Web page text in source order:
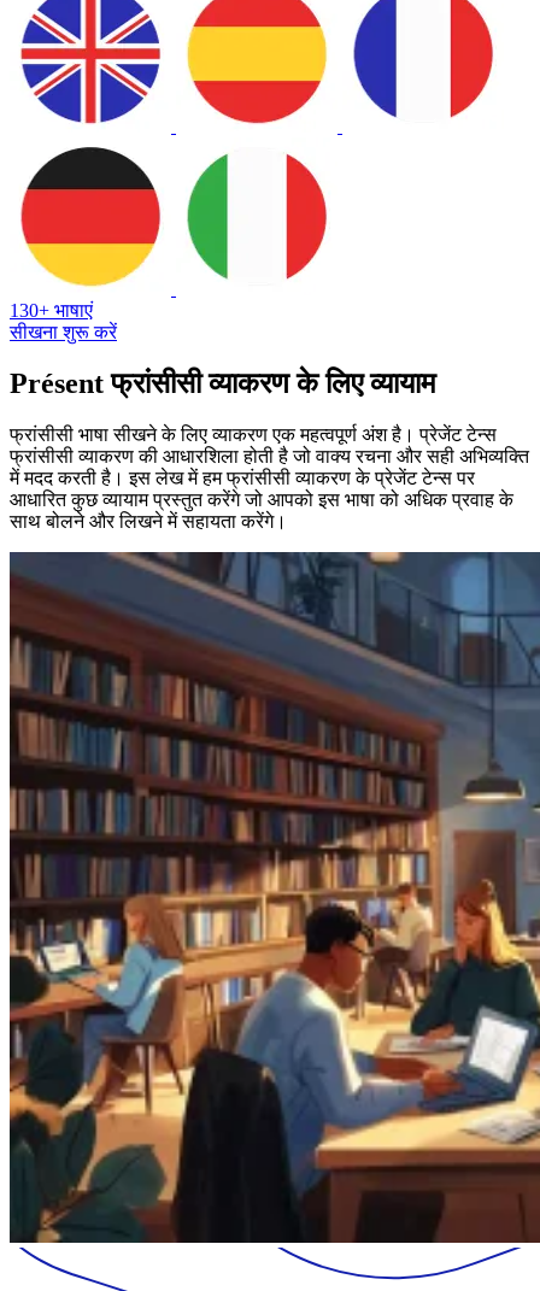
130+ भाषाएं
सीखना शुरू करें
Présent फ्रांसीसी व्याकरण के लिए व्यायाम
फ्रांसीसी भाषा सीखने के लिए व्याकरण एक महत्वपूर्ण अंश है। प्रेजेंट टेन्स
फ्रांसीसी व्याकरण की आधारशिला होती है जो वाक्य रचना और सही अभिव्यक्ति
में मदद करती है। इस लेख में हम फ्रांसीसी व्याकरण के प्रेजेंट टेन्स पर
आधारित कुछ व्यायाम प्रस्तुत करेंगे जो आपको इस भाषा को अधिक प्रवाह के
साथ बोलने और लिखने में सहायता करेंगे।